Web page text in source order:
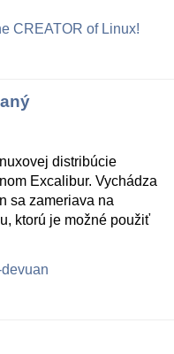
CREATOR of Linux!
distribúcie
Excalibur. Vychádza
sa zameriava na
ktorú je možné použiť